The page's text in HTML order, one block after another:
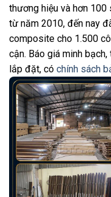
thương hiệu và hơn 100
từ năm 2010, đến nay
composite cho 1.500
cận. Báo giá minh
lắp đặt, có chính sách